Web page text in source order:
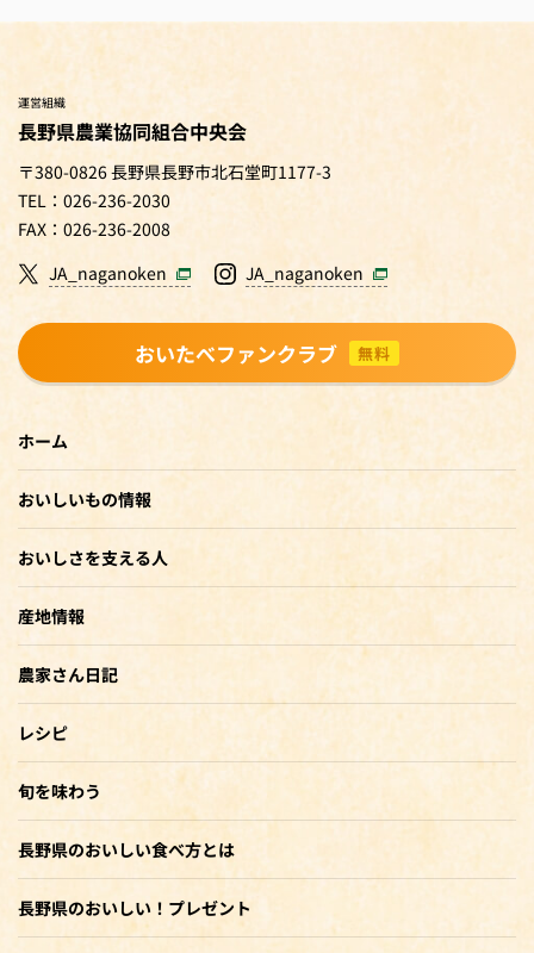
運営組織
長野県農業協同組合中央会
〒380-0826 長野県長野市北石堂町1177-3
TEL：026-236-2030
FAX：026-236-2008
JA_naganoken
JA_naganoken
おいたべファンクラブ 無料
ホーム
おいしいもの情報
おいしさを支える人
産地情報
農家さん日記
レシピ
旬を味わう
長野県のおいしい食べ方とは
長野県のおいしい！プレゼント